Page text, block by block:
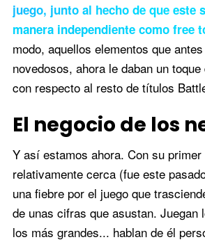
juego, junto al hecho de que este
manera independiente como free
modo, aquellos elementos que
novedosos, ahora le daban un
con respecto al resto de títulos
El negocio de los
Y así estamos ahora. Con su
relativamente cerca (fue este
una fiebre por el juego que
de unas cifras que asustan. Juegan
los más grandes... hablan de él